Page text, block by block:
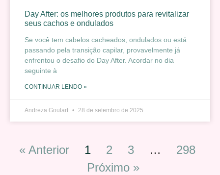
Day After: os melhores produtos para revitalizar
seus cachos e ondulados
Se você tem cabelos cacheados, ondulados ou está
passando pela transição capilar, provavelmente já
enfrentou o desafio do Day After. Acordar no dia
seguinte à
CONTINUAR LENDO »
Andreza Goulart 28 de setembro de 2025
« Anterior 1 2 3 …
298
Próximo »